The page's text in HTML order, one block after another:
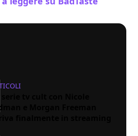
serie tv cult con Nicole
e Morgan Freeman